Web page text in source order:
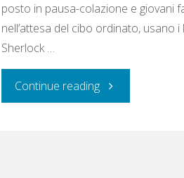
posto in pausa-colazione e giovani
nell’attesa del cibo ordinato,
Sherlock …
Continue reading"Venerdì